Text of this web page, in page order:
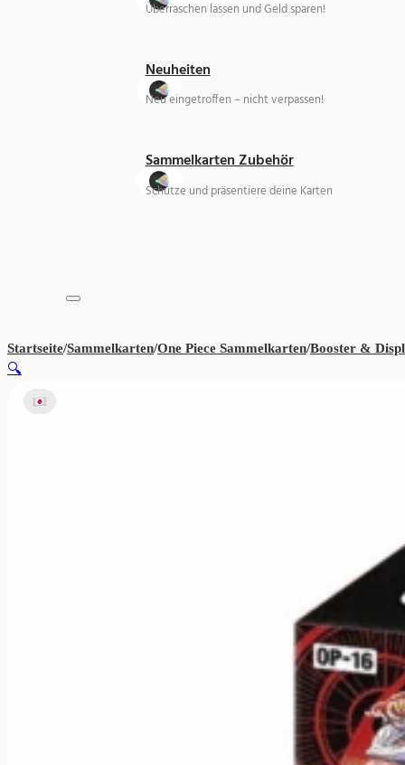
Überraschen lassen und Geld sparen!
Neuheiten
Neu eingetroffen – nicht verpassen!
Sammelkarten Zubehör
Schütze und präsentiere deine Karten
Startseite/Sammelkarten/One Piece Sammelkarten/Booster &
🔍